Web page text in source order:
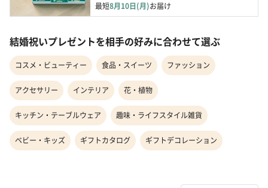
最短8月10日(月)お届け
結婚祝いプレゼントを相手の好みに合わせて選ぶ
コスメ・ビューティー 食品・スイーツ ファッション
アクセサリー インテリア 花・植物
キッチン・テーブルウェア 趣味・ライフスタイル雑貨
ベビー・キッズ ギフトカタログ ギフトデコレーション